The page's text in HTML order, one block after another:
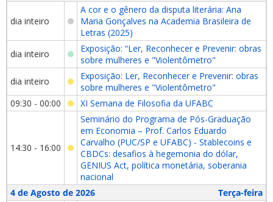
dia inteiro
A cor e o gênero da disputa literária: Ana
Maria Gonçalves na Academia Brasileira de
Letras (2025)
dia inteiro
Exposição: “Ler, Reconhecer e Prevenir: obras
sobre mulheres e "Violentômetro"
dia inteiro
Exposição: Ler, Reconhecer e Prevenir: obras
sobre mulheres e "Violentômetro"
09:30 - 00:00
XI Semana de Filosofia da UFABC
14:30 - 16:00
Seminário do Programa de Pós-Graduação
em Economia – Prof. Carlos Eduardo
Carvalho (PUC/SP e UFABC) - Stablecoins e
CBDCs: desafios à hegemonia do dólar,
GENIUS Act, política monetária, soberania
nacional
4 de Agosto de 2026
Terça-feira